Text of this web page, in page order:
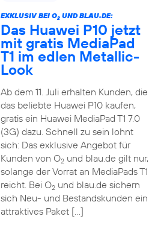
EXKLUSIV BEI O2UND BLAU.DE:
Das Huawei P10 jetzt
mit gratis MediaPad
T1 im edlen Metallic-
Look
Ab dem 11. Juli erhalten Kunden, die
das beliebte Huawei P10 kaufen,
gratis ein Huawei MediaPad T1 7.0
(3G) dazu. Schnell zu sein lohnt
sich: Das exklusive Angebot für
Kunden von O2und blau.de gilt nur,
solange der Vorrat an MediaPads T1
reicht. Bei O2und blau.de sichern
sich Neu- und Bestandskunden ein
attraktives Paket […]